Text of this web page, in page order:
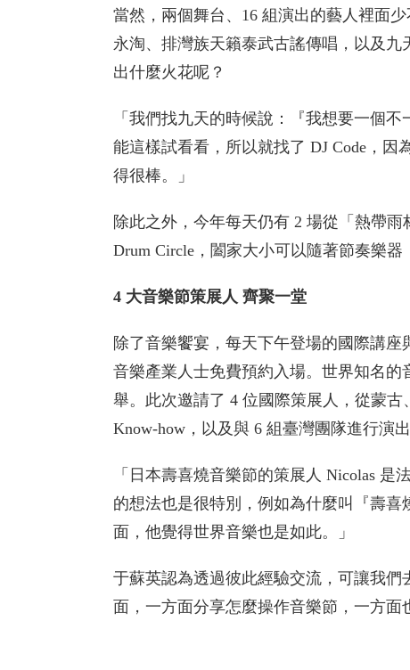
當然，兩個舞台、16 組演出的藝人裡面
永淘、排灣族天籟泰武古謠傳唱，以及九
出什麼火花呢？
「我們找九天的時候說：『我想要一個
能這樣試看看，所以就找了 DJ Code，
得很棒。」
除此之外，今年每天仍有 2 場從「熱帶雨
Drum Circle，闔家大小可以隨著節奏樂器
4 大音樂節策展人 齊聚一堂
除了音樂饗宴，每天下午登場的國際講
音樂產業人士免費預約入場。世界知名
舉。此次邀請了 4 位國際策展人，從蒙
Know-how，以及與 6 組臺灣團隊進行演
「日本壽喜燒音樂節的策展人 Nicolas
的想法也是很特別，例如為什麼叫『壽
面，他覺得世界音樂也是如此。」
于蘇英認為透過彼此經驗交流，可讓我
面，一方面分享怎麼操作音樂節，一方面